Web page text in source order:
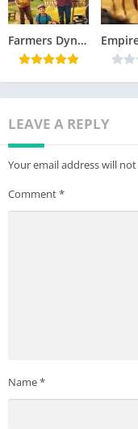
Farmers Dynasty 2 Télécharger jeu PC
LEAVE A REPLY
Your email address will
Comment*
Name*